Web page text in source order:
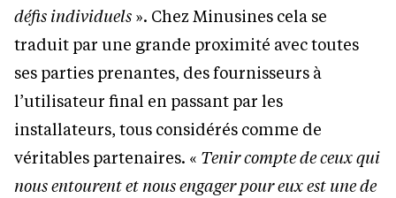
défis individuels ». Chez Minusines cela se
traduit par une grande proximité avec toutes
ses parties prenantes, des fournisseurs à
l’utilisateur final en passant par les
installateurs, tous considérés comme de
véritables partenaires. « Tenir compte de ceux qui
nous entourent et nous engager pour eux est une de